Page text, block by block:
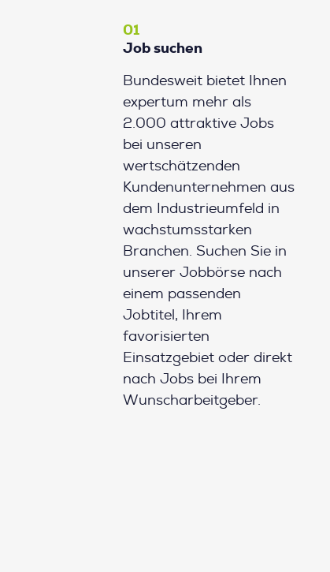
01
Job suchen
Bundesweit bietet Ihnen
expertum mehr als
2.000 attraktive Jobs
bei unseren
wertschätzenden
Kundenunternehmen aus
dem Industrieumfeld in
wachstumsstarken
Branchen. Suchen Sie in
unserer Jobbörse nach
einem passenden
Jobtitel, Ihrem
favorisierten
Einsatzgebiet oder direkt
nach Jobs bei Ihrem
Wunscharbeitgeber.